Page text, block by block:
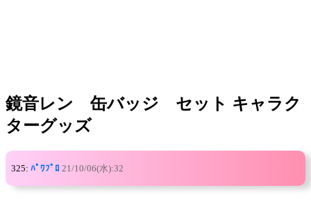
鏡音レン 缶バッジ セット キャラク
ターグッズ
325: ﾊﾟﾜﾌﾟﾛ 21/10/06(水):32